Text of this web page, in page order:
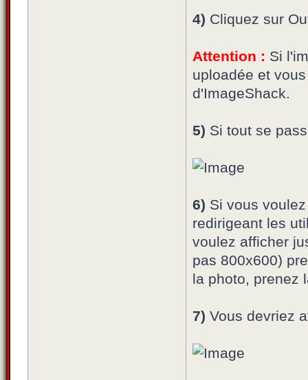
4) Cliquez sur
Attention : Si
uploadée et
d'ImageShack.
5) Si tout se
6) Si vous
redirigeant les
voulez afficher
pas 800x600)
la photo, prenez
7) Vous devriez